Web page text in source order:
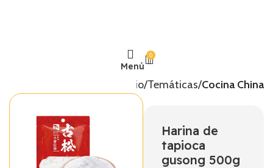
Menú
0
Inicio Temáticas Cocina China
Harina de
tapioca
gusong 500g